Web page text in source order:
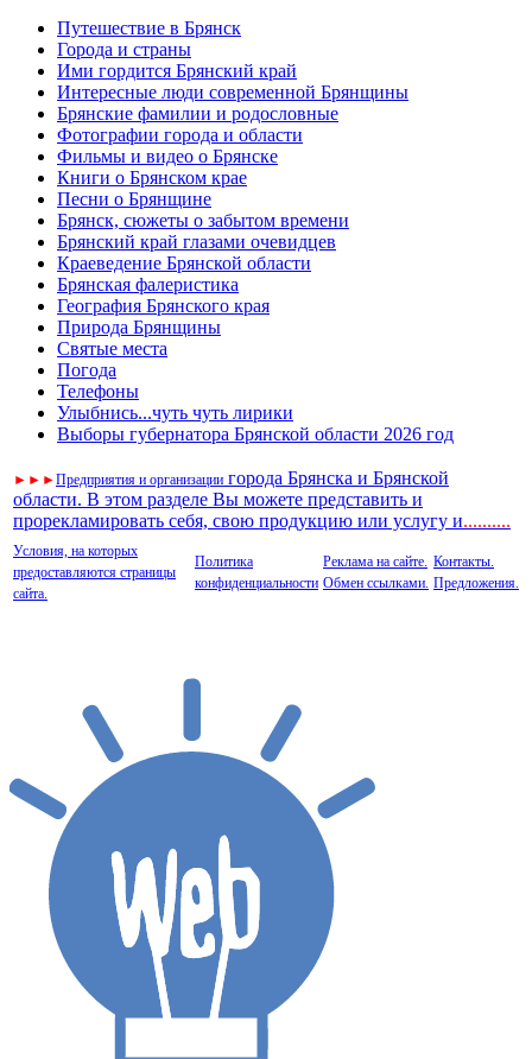
Путешествие в Брянск
Города и страны
Ими гордится Брянский край
Интересные люди современной Брянщины
Брянские фамилии и родословные
Фотографии города и области
Фильмы и видео о Брянске
Книги о Брянском крае
Песни о Брянщине
Брянск, сюжеты о забытом времени
Брянский край глазами очевидцев
Краеведение Брянской области
Брянская фалеристика
География Брянского края
Природа Брянщины
Святые места
Погода
Телефоны
Улыбнись...чуть чуть лирики
Выборы губернатора Брянской области 2026 год
► ► ►Предприятия и организации города Брянска и Брянской
области. В этом разделе Вы можете представить и
прорекламировать себя, свою продукцию или услугу и..........
Условия, на которых
предоставляются страницы
сайта.
Политика
конфиденциальности
Реклама на сайте.
Обмен ссылками.
Контакты.
Предложения.